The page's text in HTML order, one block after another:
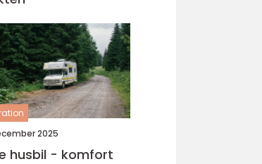
2025
husbil - komfort